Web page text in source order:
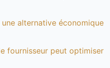
alternative économique
fournisseur peut optimiser